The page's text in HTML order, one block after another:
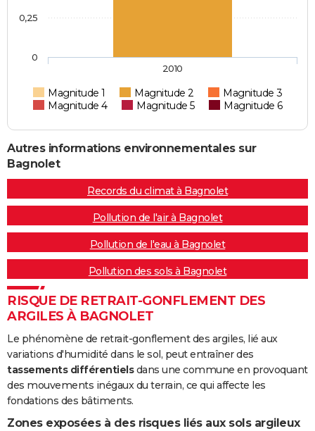
Magnitude 1 Magnitude 2
Magnitude 3
Magnitude 4
Magnitude 5 Magnitude 6
2010
0
0,25
Autres informations environnementales sur
Bagnolet
Records du climat à Bagnolet
Pollution de l'air à Bagnolet
Pollution de l'eau à Bagnolet
Pollution des sols à Bagnolet
RISQUE DE RETRAIT-GONFLEMENT DES
ARGILES À BAGNOLET
Le phénomène de retrait-gonflement des argiles, lié aux
variations d'humidité dans le sol, peut entraîner des
tassements différentielsdans une commune en provoquant
des mouvements inégaux du terrain, ce qui affecte les
fondations des bâtiments.
Zones exposées à des risques liés aux sols argileux